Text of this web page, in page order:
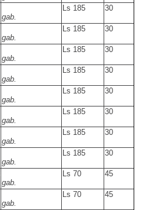
gab.
Ls 185 30
gab.
Ls 185 30
gab.
Ls 185 30
gab.
Ls 185 30
gab.
Ls 185 30
gab.
Ls 185 30
gab.
Ls 185 30
gab.
Ls 185 30
gab.
Ls 70 45
gab.
Ls 70 45